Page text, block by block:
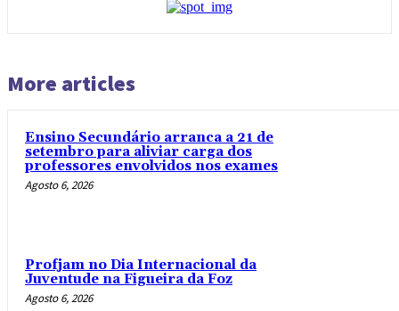
More articles
Ensino Secundário arranca a 21 de
setembro para aliviar carga dos
professores envolvidos nos exames
Agosto 6, 2026
Profjam no Dia Internacional da
Juventude na Figueira da Foz
Agosto 6, 2026